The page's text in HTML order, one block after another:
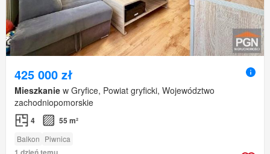
425 000 zł
Mieszkanie w Gryfice, Powiat gryficki, Województwo
zachodniopomorskie
4 55 m²
Balkon Piwnica